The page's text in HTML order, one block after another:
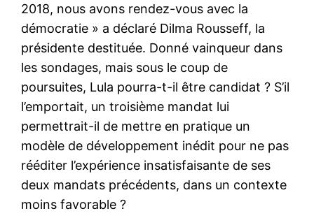
2018, nous avons rendez-vous avec la
démocratie » a déclaré Dilma Rousseff, la
présidente destituée. Donné vainqueur dans
les sondages, mais sous le coup de
poursuites, Lula pourra-t-il être candidat ? S’il
l’emportait, un troisième mandat lui
permettrait-il de mettre en pratique un
modèle de développement inédit pour ne pas
rééditer l’expérience insatisfaisante de ses
deux mandats précédents, dans un contexte
moins favorable ?